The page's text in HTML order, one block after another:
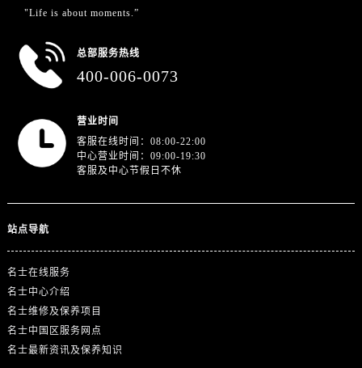
"Life is about moments.”
总部服务热线
400-006-0073
营业时间
客服在线时间：08:00-22:00
中心营业时间：09:00-19:30
客服及中心节假日不休
站点导航
名士在线服务
名士中心介绍
名士维修及保养项目
名士中国区服务网点
名士最新资讯及保养知识